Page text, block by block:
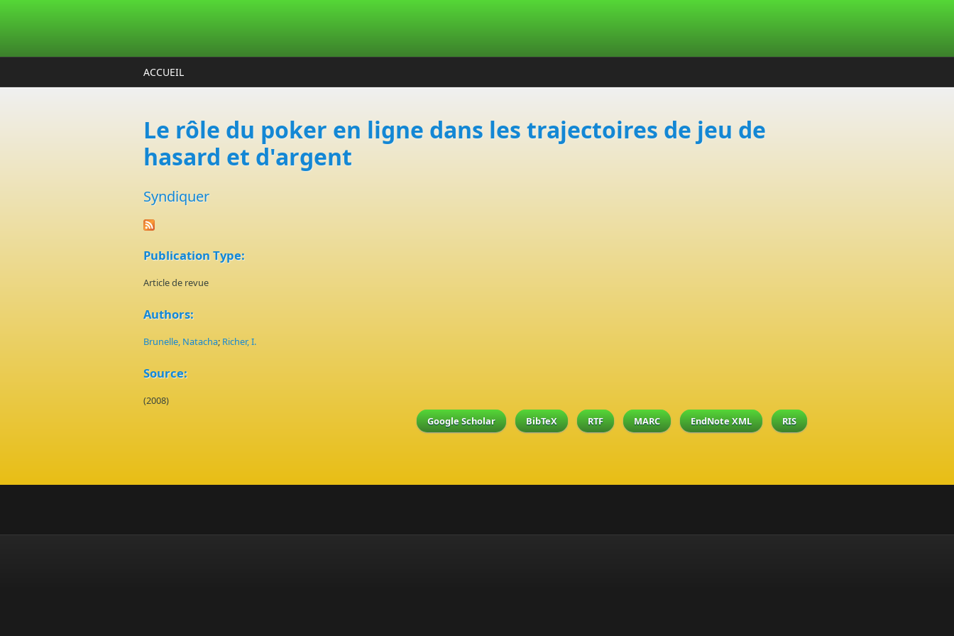
ACCUEIL
Le rôle du poker en ligne dans les trajectoires de jeu de
hasard et d'argent
Syndiquer
Publication Type:
Article de revue
Authors:
Brunelle, Natacha; Richer, I.
Source:
(2008)
Google Scholar
BibTeX RTF MARC EndNote XML RIS